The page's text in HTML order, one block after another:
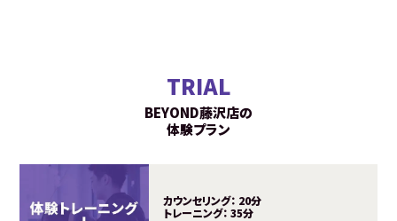
TRIAL
BEYOND藤沢店の
体験プラン
カウンセリング： 20分
トレーニング： 35分